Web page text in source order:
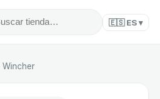
🇪🇸 ES▾
Wincher